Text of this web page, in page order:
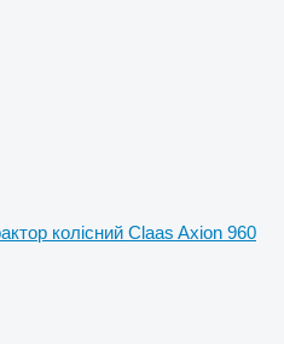
колісний Claas Axion 960